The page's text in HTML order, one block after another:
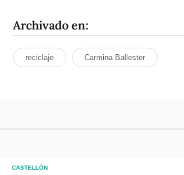
Archivado en:
reciclaje Carmina Ballester
CASTELLÓN